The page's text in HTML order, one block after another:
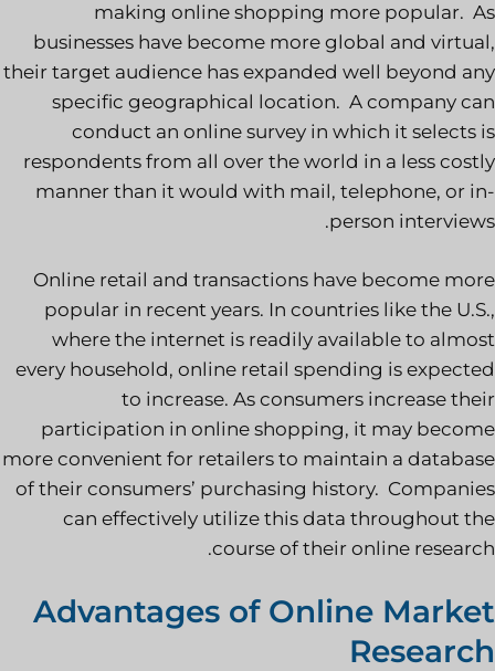
making online shopping more popular. As
businesses have become more global and virtual,
their target audience has expanded well beyond any
specific geographical location. A company can
conduct an online survey in which it selects is
respondents from all over the world in a less costly
manner than it would with mail, telephone, or in-
person interviews.
Online retail and transactions have become more
popular in recent years. In countries like the U.S.,
where the internet is readily available to almost
every household, online retail spending is expected
to increase. As consumers increase their
participation in online shopping, it may become
more convenient for retailers to maintain a database
of their consumers’ purchasing history. Companies
can effectively utilize this data throughout the
course of their online research.
Advantages of Online Market
Research